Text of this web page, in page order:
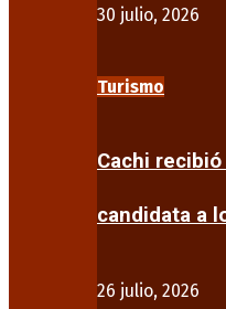
30 julio, 2026
Turismo
Cachi
candidata a
26 julio, 2026